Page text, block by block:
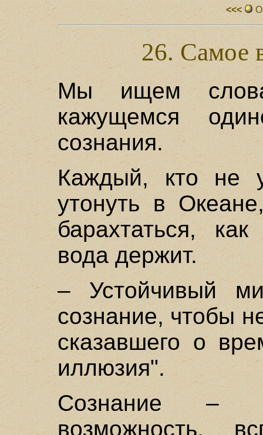
<<<
26. Самое
Мы ищем
кажущемся
сознания.
Каждый, кто не
утонуть в
барахтаться,
вода держит.
– Устойчивый
сознание, чтобы
сказавшего о
иллюзия".
Сознание –
возможность,